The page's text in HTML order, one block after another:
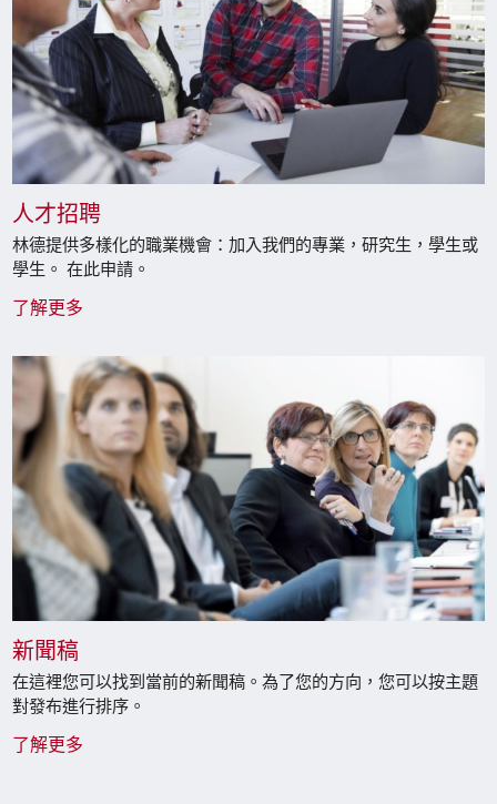
人才招聘
林德提供多樣化的職業機會：加入我們的專業，研究生，學生或
學生。 在此申請。
了解更多
新聞稿
在這裡您可以找到當前的新聞稿。為了您的方向，您可以按主題
對發布進行排序。
了解更多